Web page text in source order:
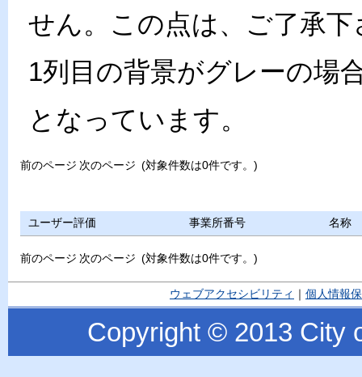
せん。この点は、ご了承下
1列目の背景がグレーの場
となっています。
前のページ 次のページ (対象件数は0件です。)
ユーザー評価 事業所番号 名称
前のページ 次のページ (対象件数は0件です。)
ウェブアクセシビリティ 個人情報
Copyright © 2013 City